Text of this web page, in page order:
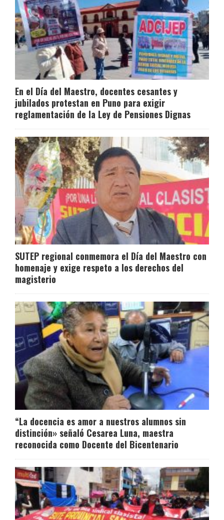
En el Día del Maestro, docentes cesantes y
jubilados protestan en Puno para exigir
reglamentación de la Ley de Pensiones Dignas
SUTEP regional conmemora el Día del Maestro con
homenaje y exige respeto a los derechos del
magisterio
“La docencia es amor a nuestros alumnos sin
distinción» señaló Cesarea Luna, maestra
reconocida como Docente del Bicentenario